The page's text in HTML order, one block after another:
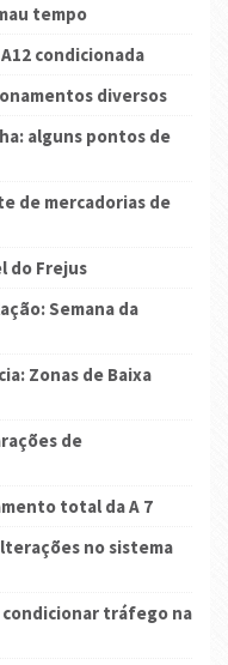
tempo
condicionada
diversos
alguns pontos de
de mercadorias de
do Frejus
Semana da
Zonas de Baixa
de
total da A 7
no sistema
tráfego na